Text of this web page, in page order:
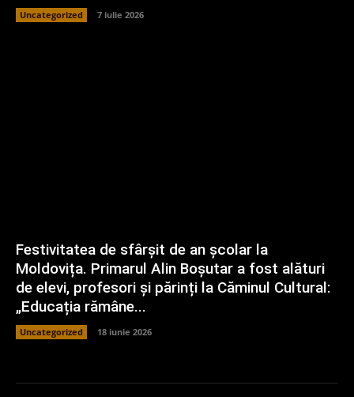
Uncategorized 7 iulie 2026
Festivitatea de sfârșit de an școlar la
Moldovița. Primarul Alin Boșutar a fost alături
de elevi, profesori și părinți la Căminul Cultural:
„Educația rămâne...
Uncategorized 18 iunie 2026